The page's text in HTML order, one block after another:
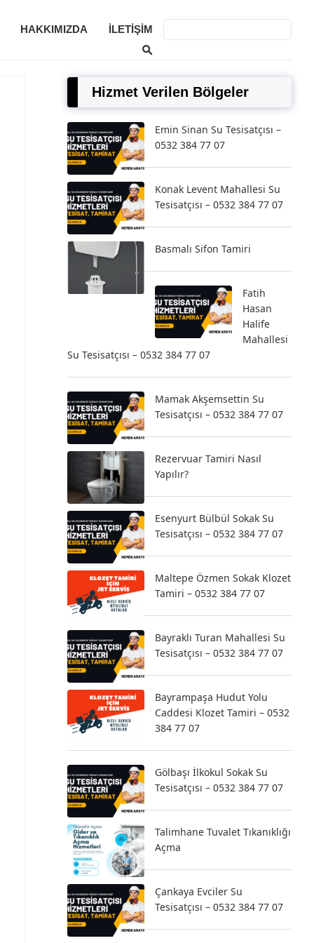
HAKKIMIZDA İLETIŞIM
Hizmet Verilen Bölgeler
Emin Sinan Su Tesisatçısı –
0532 384 77 07
Konak Levent Mahallesi Su
Tesisatçısı – 0532 384 77 07
Basmalı Sifon Tamiri
Fatih
Hasan
Halife
Mahallesi
Su Tesisatçısı – 0532 384 77 07
Mamak Akşemsettin Su
Tesisatçısı – 0532 384 77 07
Rezervuar Tamiri Nasıl
Yapılır?
Esenyurt Bülbül Sokak Su
Tesisatçısı – 0532 384 77 07
Maltepe Özmen Sokak Klozet
Tamiri – 0532 384 77 07
Bayraklı Turan Mahallesi Su
Tesisatçısı – 0532 384 77 07
Bayrampaşa Hudut Yolu
Caddesi Klozet Tamiri – 0532
384 77 07
Gölbaşı İlkokul Sokak Su
Tesisatçısı – 0532 384 77 07
Talimhane Tuvalet Tıkanıklığı
Açma
Çankaya Evciler Su
Tesisatçısı – 0532 384 77 07